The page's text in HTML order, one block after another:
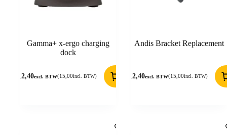
Gamma+ x-ergo charging
dock
12,40excl. BTW(15,00incl. BTW)
Andis Bracket Replacement
12,40excl. BTW(15,00incl. BTW)